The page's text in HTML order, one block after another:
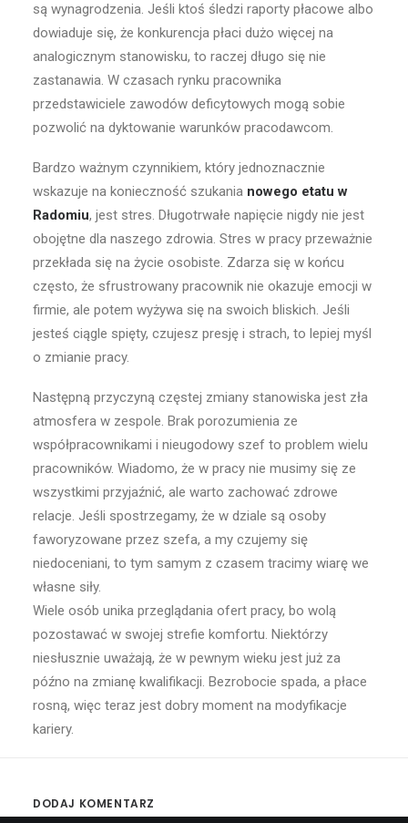
są wynagrodzenia. Jeśli ktoś śledzi raporty płacowe albo
dowiaduje się, że konkurencja płaci dużo więcej na
analogicznym stanowisku, to raczej długo się nie
zastanawia. W czasach rynku pracownika
przedstawiciele zawodów deficytowych mogą sobie
pozwolić na dyktowanie warunków pracodawcom.
Bardzo ważnym czynnikiem, który jednoznacznie
wskazuje na konieczność szukania nowego etatu w
Radomiu, jest stres. Długotrwałe napięcie nigdy nie jest
obojętne dla naszego zdrowia. Stres w pracy przeważnie
przekłada się na życie osobiste. Zdarza się w końcu
często, że sfrustrowany pracownik nie okazuje emocji w
firmie, ale potem wyżywa się na swoich bliskich. Jeśli
jesteś ciągle spięty, czujesz presję i strach, to lepiej myśl
o zmianie pracy.
Następną przyczyną częstej zmiany stanowiska jest zła
atmosfera w zespole. Brak porozumienia ze
współpracownikami i nieugodowy szef to problem wielu
pracowników. Wiadomo, że w pracy nie musimy się ze
wszystkimi przyjaźnić, ale warto zachować zdrowe
relacje. Jeśli spostrzegamy, że w dziale są osoby
faworyzowane przez szefa, a my czujemy się
niedoceniani, to tym samym z czasem tracimy wiarę we
własne siły.
Wiele osób unika przeglądania ofert pracy, bo wolą
pozostawać w swojej strefie komfortu. Niektórzy
niesłusznie uważają, że w pewnym wieku jest już za
późno na zmianę kwalifikacji. Bezrobocie spada, a płace
rosną, więc teraz jest dobry moment na modyfikacje
kariery.
DODAJ KOMENTARZ